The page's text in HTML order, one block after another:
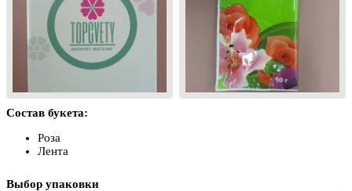
Состав букета:
Роза
Лента
Выбор упаковки